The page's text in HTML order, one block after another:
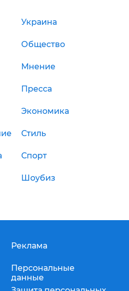
Украина
Общество
Мнение
Пресса
Экономика
Стиль
Спорт
Шоубиз
Реклама
Персональные
данные